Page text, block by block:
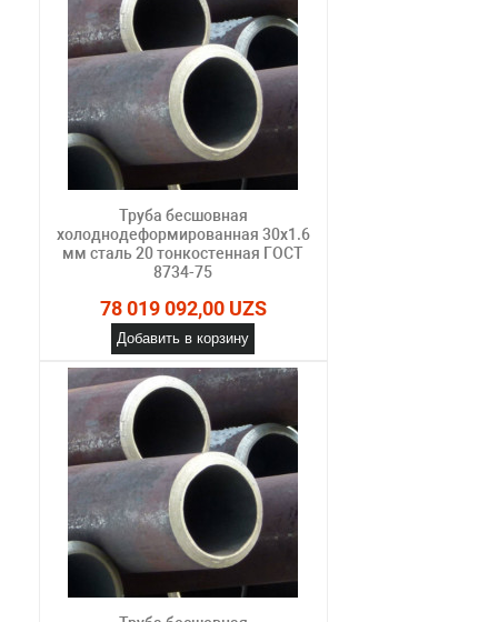
Труба бесшовная
холоднодеформированная 30х1.6
мм сталь 20 тонкостенная ГОСТ
8734-75
78 019 092,00 UZS
Добавить в корзину